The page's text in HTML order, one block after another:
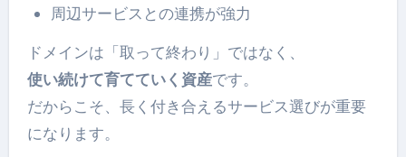
周辺サービスとの連携が強力
ドメインは「取って終わり」ではなく、
使い続けて育てていく資産です。
だからこそ、長く付き合えるサービス選びが重要
になります。